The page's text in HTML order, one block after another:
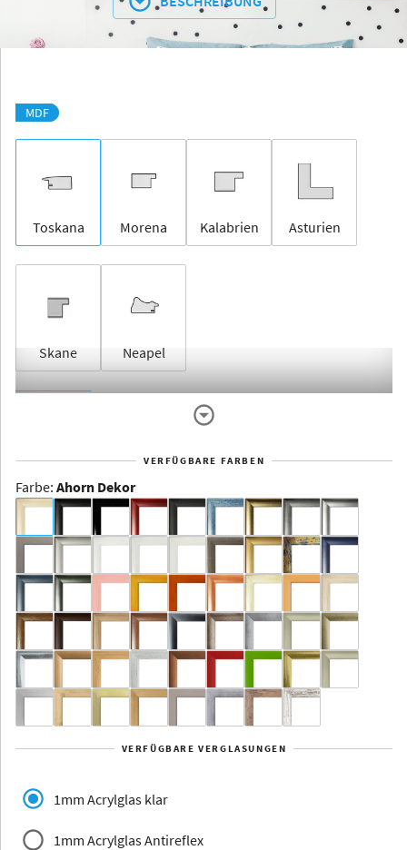
MDF
Toskana Morena Kalabrien Asturien
Skane Neapel
Dakota -
Rahmenloser
Aluminium
Yukon Alaska
VERFÜGBARE FARBEN
Farbe: Ahorn Dekor
VERFÜGBARE VERGLASUNGEN
1mm Acrylglas klar
1mm Acrylglas Antireflex